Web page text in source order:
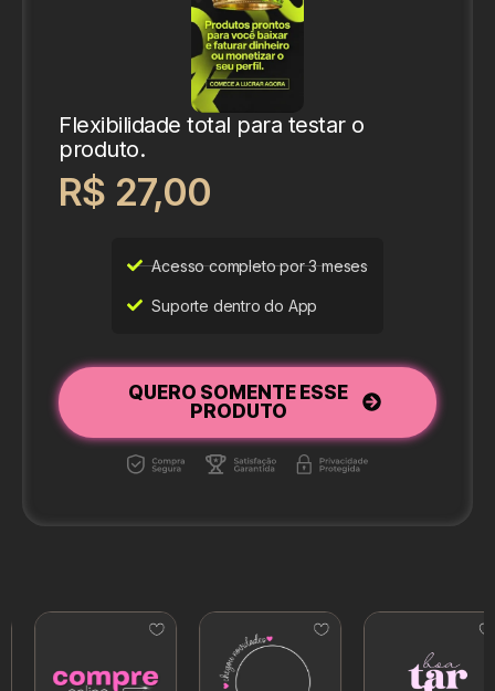
Flexibilidade total para testar o
produto.
R$ 27,00
Acesso completo por 3 meses
Suporte dentro do App
QUERO SOMENTE ESSE
PRODUTO